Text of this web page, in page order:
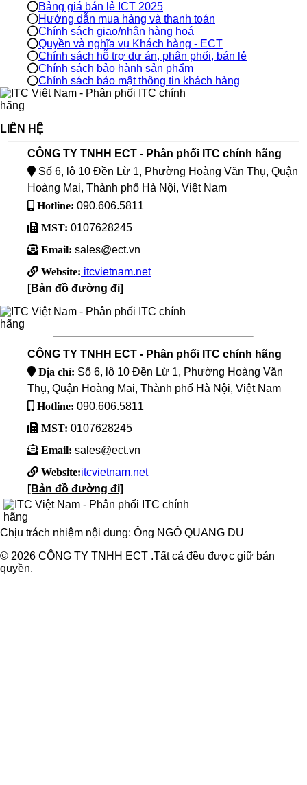
Bảng giá bán lẻ ICT 2025
Hướng dẫn mua hàng và thanh toán
Chính sách giao/nhận hàng hoá
Quyền và nghĩa vụ Khách hàng - ECT
Chính sách hỗ trợ dự án, phân phối, bán lẻ
Chính sách bảo hành sản phẩm
Chính sách bảo mật thông tin khách hàng
LIÊN HỆ
CÔNG TY TNHH ECT - Phân phối ITC chính hãng
Số 6, lô 10 Đền Lừ 1, Phường Hoàng Văn Thụ, Quận
Hoàng Mai, Thành phố Hà Nội, Việt Nam
Hotline: 090.606.5811
MST: 0107628245
Email: sales@ect.vn
Website: itcvietnam.net
[Bản đồ đường đi]
CÔNG TY TNHH ECT - Phân phối ITC chính hãng
Địa chỉ: Số 6, lô 10 Đền Lừ 1, Phường Hoàng Văn
Thụ, Quận Hoàng Mai, Thành phố Hà Nội, Việt Nam
Hotline: 090.606.5811
MST: 0107628245
Email: sales@ect.vn
Website:itcvietnam.net
[Bản đồ đường đi]
Chịu trách nhiệm nội dung: Ông NGÔ QUANG DU
© 2026 CÔNG TY TNHH ECT .Tất cả đều được giữ bản
quyền.